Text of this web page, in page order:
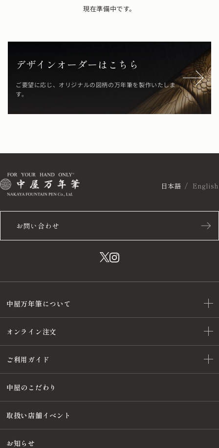
現在準備中です。
デザインオーダーはこちら
ご要望に応じ、オリジナルの図柄の万年筆を製作いたしま
す。
お問い合わせ
日本語 English
中屋万年筆について
オンライン注文
ご利用ガイド
中屋のこだわり
取扱い店舗イベント
お知らせ